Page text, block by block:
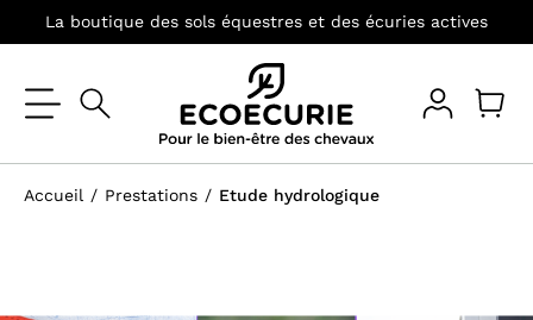
La boutique des sols équestres et des écuries actives
Accueil Prestations Etude hydrologique